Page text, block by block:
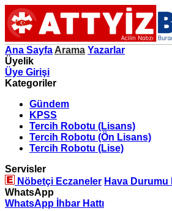
Ana Sayfa Arama Yazarlar
Üyelik
Üye Girişi
Kategoriler
Gündem
KPSS
Tercih Robotu (Lisans)
Tercih Robotu (Ön Lisans)
Tercih Robotu (Lise)
Servisler
Nöbetçi Eczaneler Hava Durumu
WhatsApp
WhatsApp İhbar Hattı